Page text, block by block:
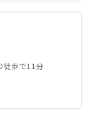
徒歩で11分